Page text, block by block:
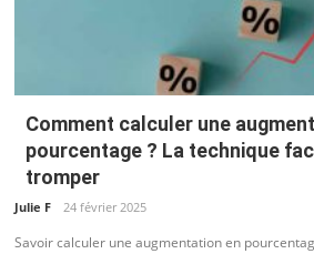
Comment calculer une
pourcentage ? La technique
tromper
Julie F 24 février 2025
Savoir calculer une augmentation en